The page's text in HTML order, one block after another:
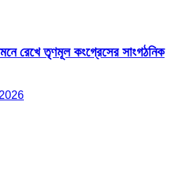
রেখে তৃণমূল কংগ্রেসের সাংগঠনিক